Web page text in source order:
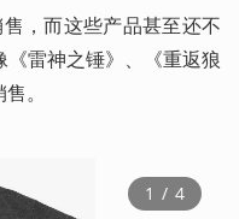
，而这些产品甚至还不
雷神之锤》、《重返狼
。
1 / 4